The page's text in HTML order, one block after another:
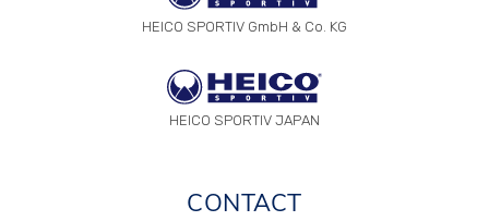
HEICO SPORTIV GmbH & Co. KG
HEICO SPORTIV JAPAN
CONTACT